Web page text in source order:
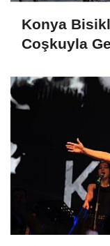
Konya
Coşkuyla